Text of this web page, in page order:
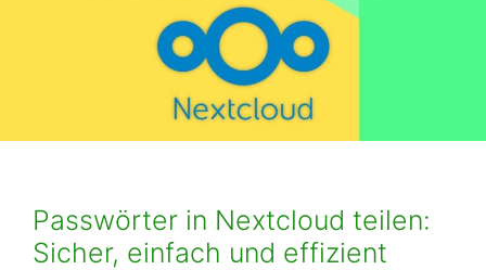
Passwörter in Nextcloud teilen:
Sicher, einfach und effizient